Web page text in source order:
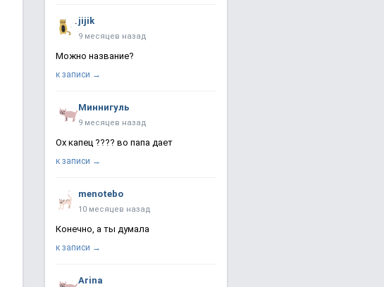
jijik
9 месяцев назад
Можно название?
к записи →
Миннигуль
9 месяцев назад
Ох капец ???? во папа дает
к записи →
menotebo
10 месяцев назад
Конечно, а ты думала
к записи →
Arina